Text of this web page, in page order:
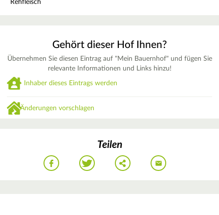
Rehfleisch
Gehört dieser Hof Ihnen?
Übernehmen Sie diesen Eintrag auf "Mein Bauernhof" und fügen Sie
relevante Informationen und Links hinzu!
Inhaber dieses Eintrags werden
Änderungen vorschlagen
Teilen